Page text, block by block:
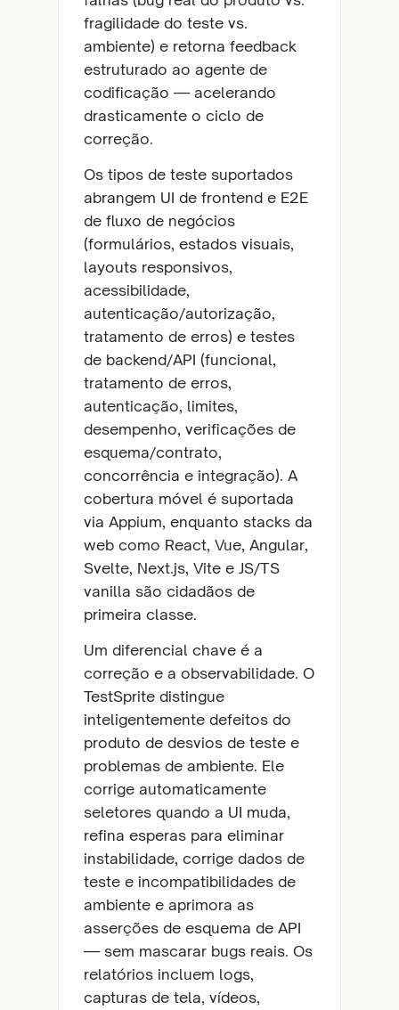
fragilidade do teste vs.
ambiente) e retorna feedback
estruturado ao agente de
codificação — acelerando
drasticamente o ciclo de
correção.
Os tipos de teste suportados
abrangem UI de frontend e E2E
de fluxo de negócios
(formulários, estados visuais,
layouts responsivos,
acessibilidade,
autenticação/autorização,
tratamento de erros) e testes
de backend/API (funcional,
tratamento de erros,
autenticação, limites,
desempenho, verificações de
esquema/contrato,
concorrência e integração). A
cobertura móvel é suportada
via Appium, enquanto stacks da
web como React, Vue, Angular,
Svelte, Next.js, Vite e JS/TS
vanilla são cidadãos de
primeira classe.
Um diferencial chave é a
correção e a observabilidade. O
TestSprite distingue
inteligentemente defeitos do
produto de desvios de teste e
problemas de ambiente. Ele
corrige automaticamente
seletores quando a UI muda,
refina esperas para eliminar
instabilidade, corrige dados de
teste e incompatibilidades de
ambiente e aprimora as
asserções de esquema de API
— sem mascarar bugs reais. Os
relatórios incluem logs,
capturas de tela, vídeos,